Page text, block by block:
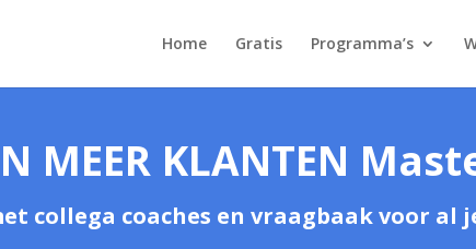
Home Gratis Programma’s
MEER KLANTEN
collega coaches en vraagbaak voor